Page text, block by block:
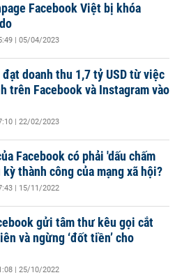
Facebook Việt bị khóa
| 05/04/2023
doanh thu 1,7 tỷ USD từ việc
trên Facebook và Instagram vào
| 22/02/2023
Facebook có phải 'dấu chấm
kỳ thành công của mạng xã hội?
| 15/11/2022
gửi tâm thư kêu gọi cắt
và ngừng ‘đốt tiền’ cho
| 25/10/2022